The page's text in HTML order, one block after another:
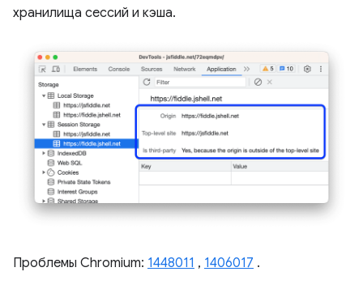
хранилища сессий и кэша.
Проблемы Chromium: 1448011 , 1406017 .